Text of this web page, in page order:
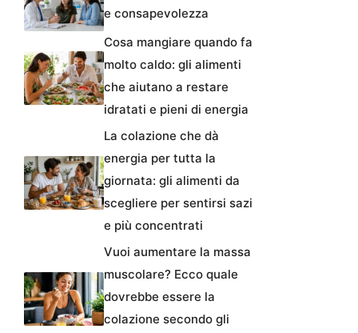
e consapevolezza
Cosa mangiare quando fa
molto caldo: gli alimenti
che aiutano a restare
idratati e pieni di energia
La colazione che dà
energia per tutta la
giornata: gli alimenti da
scegliere per sentirsi sazi
e più concentrati
Vuoi aumentare la massa
muscolare? Ecco quale
dovrebbe essere la
colazione secondo gli